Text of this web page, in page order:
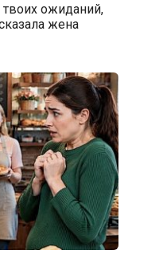
ожиданий,
жена